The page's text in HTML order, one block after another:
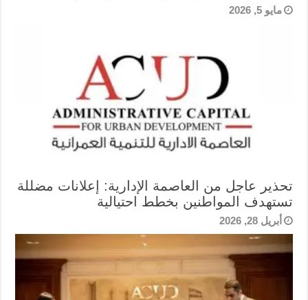
مايو 5, 2026
تحذير عاجل من العاصمة الإدارية: إعلانات مضللة
تستهدف المواطنين بخطط احتيالية
أبريل 28, 2026